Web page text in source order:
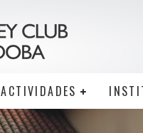
ACTIVIDADES